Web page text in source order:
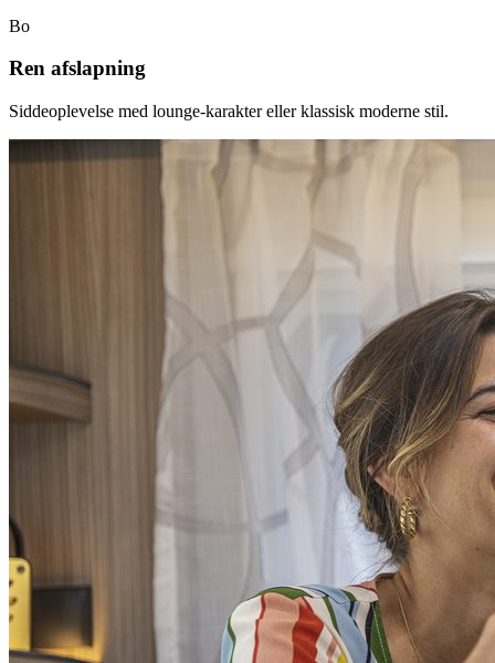
Bo
Ren afslapning
Siddeoplevelse med lounge-karakter eller klassisk moderne stil.